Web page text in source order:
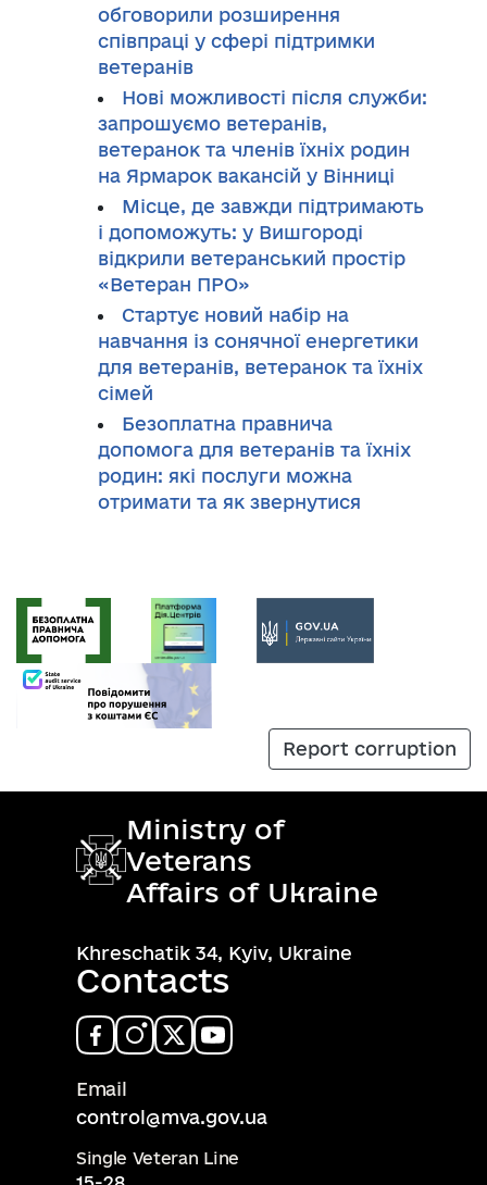
обговорили розширення
співпраці у сфері підтримки
ветеранів
Нові можливості після служби:
запрошуємо ветеранів,
ветеранок та членів їхніх родин
на Ярмарок вакансій у Вінниці
Місце, де завжди підтримають
і допоможуть: у Вишгороді
відкрили ветеранський простір
«Ветеран ПРО»
Стартує новий набір на
навчання із сонячної енергетики
для ветеранів, ветеранок та їхніх
сімей
Безоплатна правнича
допомога для ветеранів та їхніх
родин: які послуги можна
отримати та як звернутися
Report corruption
Ministry of
Veterans
Affairs of Ukraine
Khreschatik 34, Kyiv, Ukraine
Contacts
Email
control@mva.gov.ua
Single Veteran Line